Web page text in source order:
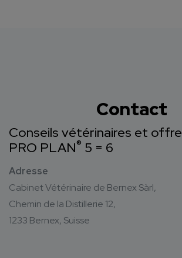
Contact
Conseils vétérinaires et offre
PRO PLAN® 5 = 6
Adresse
Cabinet Vétérinaire de Bernex Sàrl,
Chemin de la Distillerie 12,
1233 Bernex, Suisse